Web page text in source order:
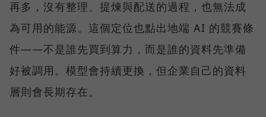
再多，沒有整理、提煉與配送的過程，也無法成
為可用的能源。這個定位也點出地端 AI 的競賽條
件——不是誰先買到算力，而是誰的資料先準備
好被調用。模型會持續更換，但企業自己的資料
層則會長期存在。